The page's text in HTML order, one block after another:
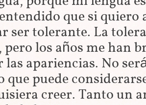
que si quiero
ser tolerante. La
los años me han
las apariencias. No
que puede
creer. Tanto un